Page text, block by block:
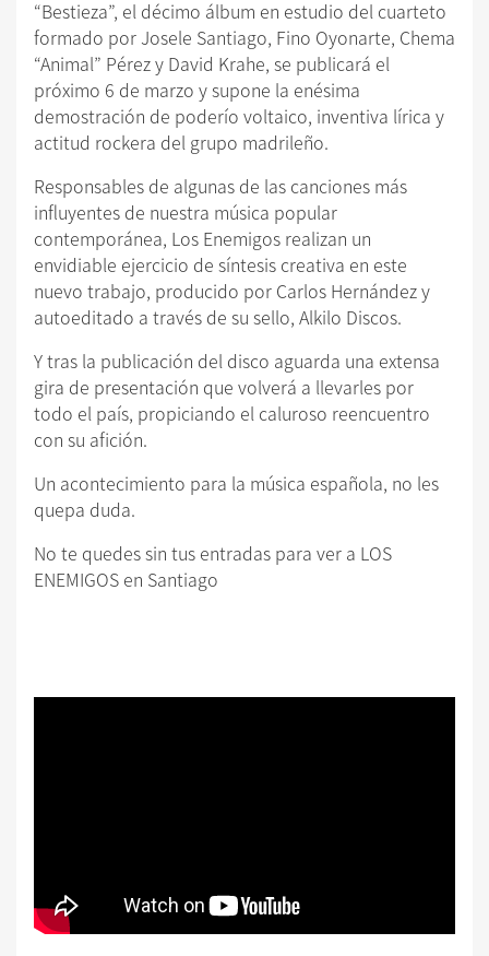
“Bestieza”, el décimo álbum en estudio del cuarteto
formado por Josele Santiago, Fino Oyonarte, Chema
“Animal” Pérez y David Krahe, se publicará el
próximo 6 de marzo y supone la enésima
demostración de poderío voltaico, inventiva lírica y
actitud rockera del grupo madrileño.
Responsables de algunas de las canciones más
influyentes de nuestra música popular
contemporánea, Los Enemigos realizan un
envidiable ejercicio de síntesis creativa en este
nuevo trabajo, producido por Carlos Hernández y
autoeditado a través de su sello, Alkilo Discos.
Y tras la publicación del disco aguarda una extensa
gira de presentación que volverá a llevarles por
todo el país, propiciando el caluroso reencuentro
con su afición.
Un acontecimiento para la música española, no les
quepa duda.
No te quedes sin tus entradas para ver a LOS
ENEMIGOS en Santiago